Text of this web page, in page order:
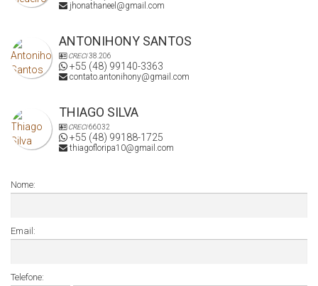
jhonathaneel@gmail.com
ANTONIHONY SANTOS
CRECI38.206
+55 (48) 99140-3363
contato.antonihony@gmail.com
THIAGO SILVA
CRECI66032
+55 (48) 99188-1725
thiagofloripa10@gmail.com
Nome:
Email:
Telefone: